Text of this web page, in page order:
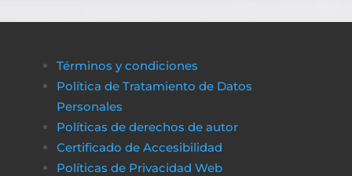
Términos y condiciones
Política de Tratamiento de Datos
Personales
Políticas de derechos de autor
Certificado de Accesibilidad
Políticas de Privacidad Web